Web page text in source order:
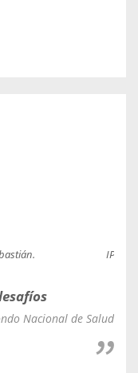
Nacional de Salud